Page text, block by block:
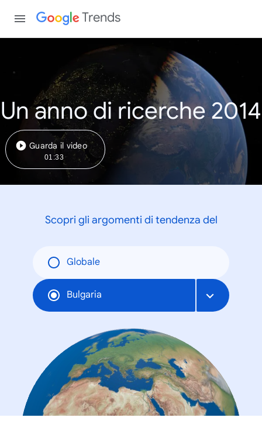
Trends
Un anno di ricerche 2014
Guarda il video
01:33
Scopri gli argomenti di tendenza del
Globale
Bulgaria